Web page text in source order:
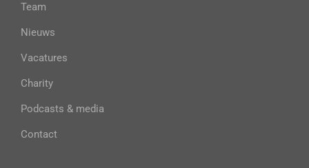
Team
Nieuws
Vacatures
Charity
Podcasts & media
Contact